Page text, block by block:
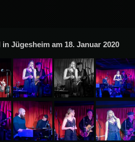
Jügesheim am 18. Januar 2020